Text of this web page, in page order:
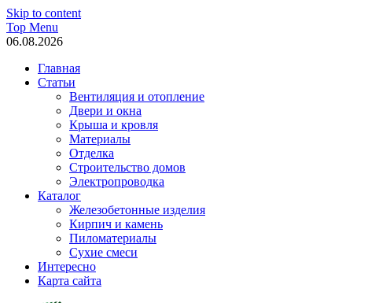
Skip to content
Top Menu
06.08.2026
Главная
Статьи
Вентиляция и отопление
Двери и окна
Крыша и кровля
Материалы
Отделка
Строительство домов
Электропроводка
Каталог
Железобетонные изделия
Кирпич и камень
Пиломатериалы
Сухие смеси
Интересно
Карта сайта